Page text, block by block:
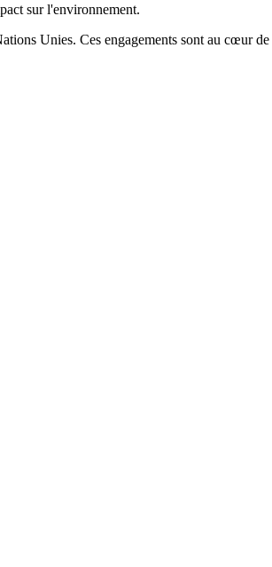
sur l'environnement.
Unies. Ces engagements sont au cœur